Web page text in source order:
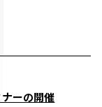
ーの開催